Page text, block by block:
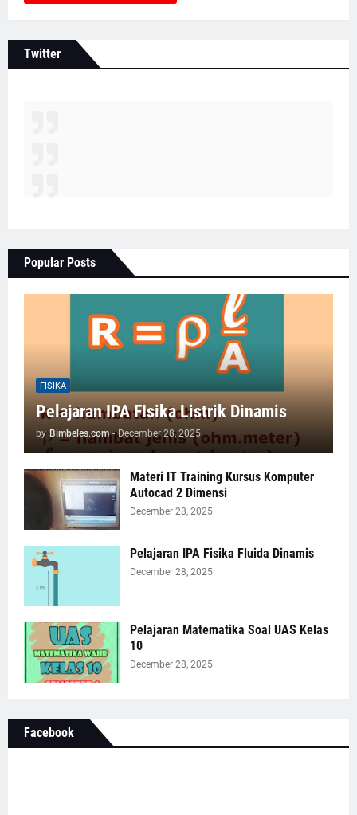
Twitter
Popular Posts
FISIKA
Pelajaran IPA FIsika Listrik Dinamis
by Bimbeles.com - December 28, 2025
Materi IT Training Kursus Komputer
Autocad 2 Dimensi
December 28, 2025
Pelajaran IPA Fisika Fluida Dinamis
December 28, 2025
Pelajaran Matematika Soal UAS Kelas
10
December 28, 2025
Facebook